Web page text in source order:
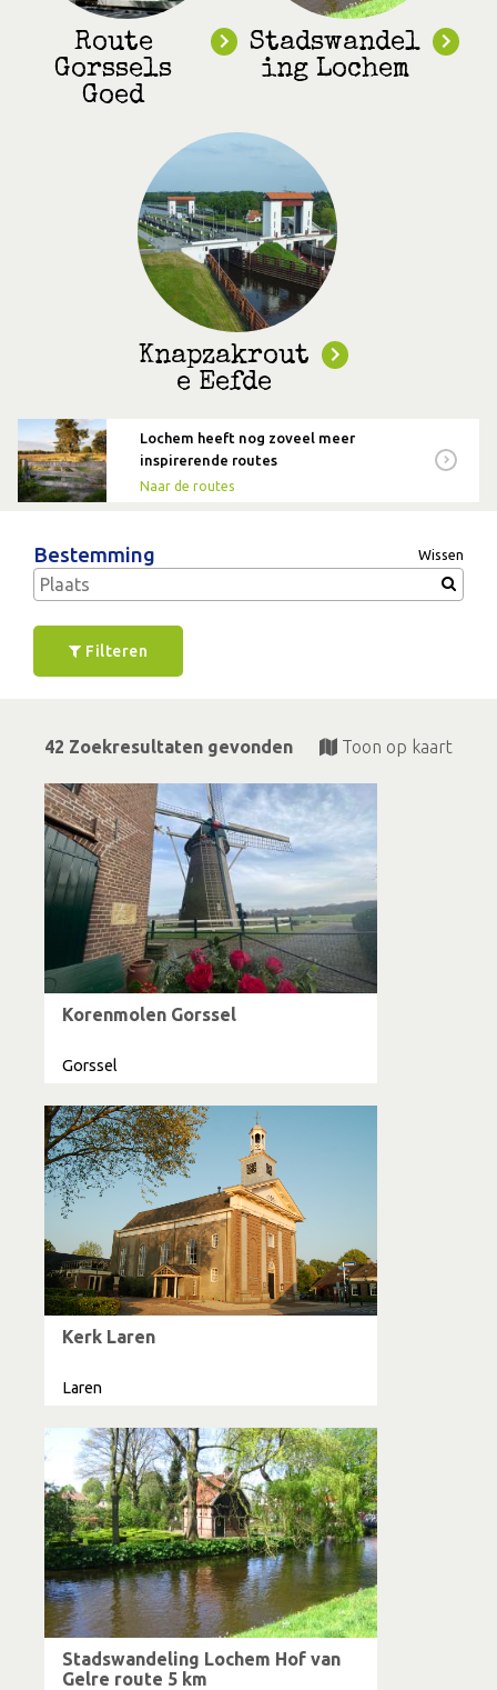
Route
Gorssels
Goed
Stadswandel
ing Lochem
Knapzakrout
e Eefde
Lochem heeft nog zoveel meer
inspirerende routes
Naar de routes
Bestemming Wissen
Filteren
42 Zoekresultaten gevonden Toon op kaart
Korenmolen Gorssel
Gorssel
Kerk Laren
Laren
Stadswandeling Lochem Hof van
Gelre route 5 km